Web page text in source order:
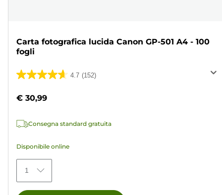
Carta fotografica lucida Canon GP-501 A4 - 100
fogli
4.7 (152)
4.7
5
152
€ 30,99
Consegna standard gratuita
Disponibile online
1